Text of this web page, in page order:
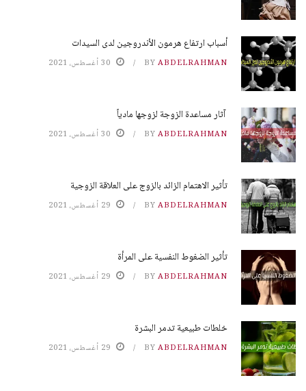
أسباب ارتفاع هرمون الأندروجين لدى السيدات
BY ABDELRAHMAN 30 أغسطس، 2021
آثار مساعدة الزوجة لزوجها مادياً
BY ABDELRAHMAN 30 أغسطس، 2021
تأثير الاهتمام الزائد بالزوج على العلاقة الزوجية
BY ABDELRAHMAN 29 أغسطس، 2021
تأثير الضغوط النفسية على المرأة
BY ABDELRAHMAN 29 أغسطس، 2021
خلطات طبيعية تدمر البشرة
BY ABDELRAHMAN 29 أغسطس، 2021